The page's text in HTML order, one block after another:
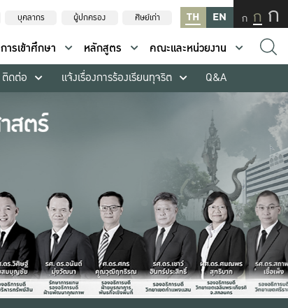
บุคลากร ผู้ปกครอง ศิษย์เก่า TH EN ก ก ก
การเข้าศึกษา หลักสูตร
คณะและหน่วยงาน
ติดต่อ แจ้งเรื่องการร้องเรียนทุจริต Q&A